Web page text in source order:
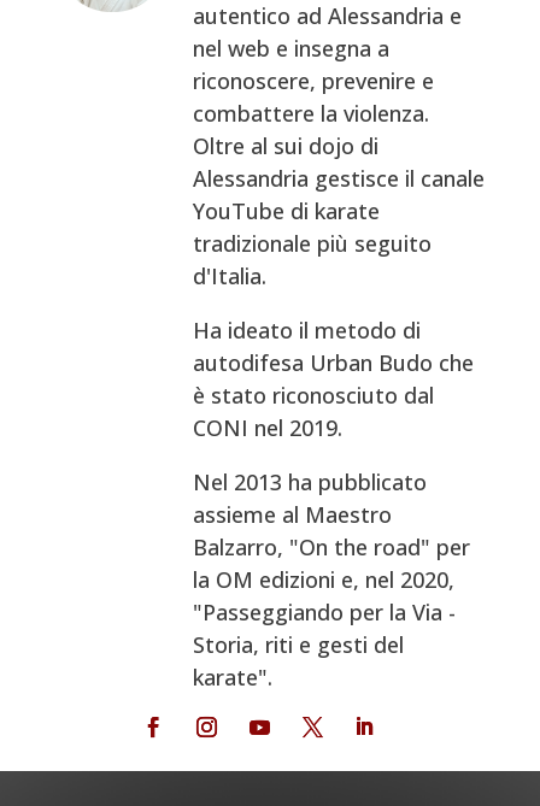
autentico ad Alessandria e
nel web e insegna a
riconoscere, prevenire e
combattere la violenza.
Oltre al sui dojo di
Alessandria gestisce il canale
YouTube di karate
tradizionale più seguito
d'Italia.
Ha ideato il metodo di
autodifesa Urban Budo che
è stato riconosciuto dal
CONI nel 2019.
Nel 2013 ha pubblicato
assieme al Maestro
Balzarro, "On the road" per
la OM edizioni e, nel 2020,
"Passeggiando per la Via -
Storia, riti e gesti del
karate".